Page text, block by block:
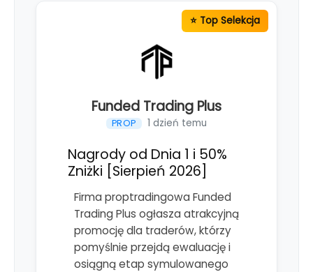
Funded Trading Plus
PROP 1 dzień temu
Nagrody od Dnia 1 i 50%
Zniżki [Sierpień 2026]
Firma proptradingowa Funded
Trading Plus ogłasza atrakcyjną
promocję dla traderów, którzy
pomyślnie przejdą ewaluację i
osiągną etap symulowanego